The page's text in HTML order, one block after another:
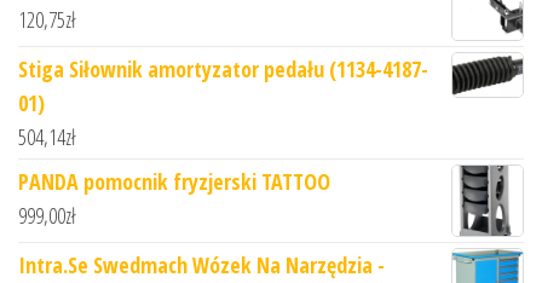
120,75zł
Stiga Siłownik amortyzator pedału (1134-4187-
01)
504,14zł
PANDA pomocnik fryzjerski TATTOO
999,00zł
Intra.Se Swedmach Wózek Na Narzędzia -